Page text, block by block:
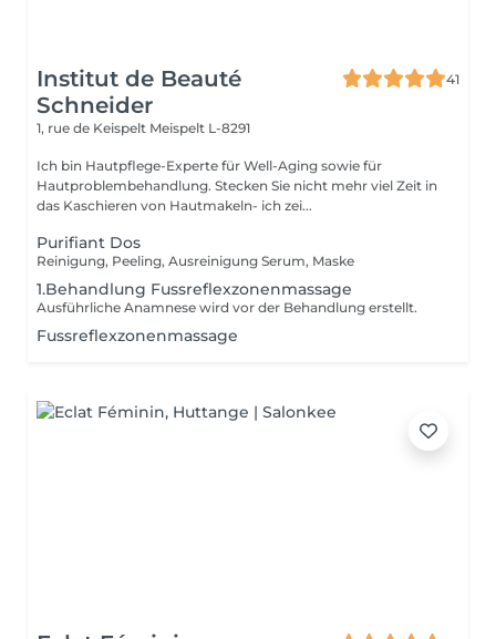
Institut de Beauté
Schneider
41
1, rue de Keispelt Meispelt L-8291
Ich bin Hautpflege-Experte für Well-Aging sowie für
Hautproblembehandlung. Stecken Sie nicht mehr viel Zeit in
das Kaschieren von Hautmakeln- ich zei...
Purifiant Dos
Reinigung, Peeling, Ausreinigung Serum, Maske
1.Behandlung Fussreflexzonenmassage
Ausführliche Anamnese wird vor der Behandlung erstellt.
Fussreflexzonenmassage